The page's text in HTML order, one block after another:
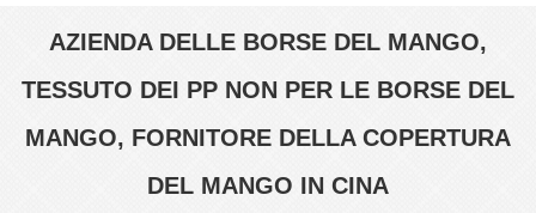
AZIENDA DELLE BORSE DEL MANGO,
TESSUTO DEI PP NON PER LE BORSE DEL
MANGO, FORNITORE DELLA COPERTURA
DEL MANGO IN CINA